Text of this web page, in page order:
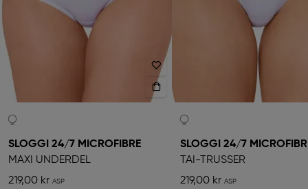
SLOGGI 24/7 MICROFIBRE
MAXI UNDERDEL
219,00 kr
SLOGGI 24/7
TAI-TRUSSER
219,00 kr